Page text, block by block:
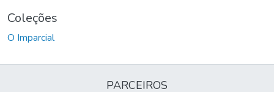
Coleções
O Imparcial
PARCEIROS